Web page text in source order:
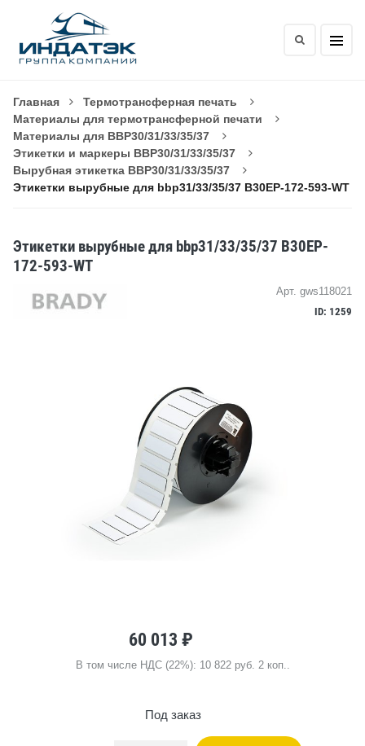
Главная
Термотрансферная печать
Материалы для термотрансферной печати
Материалы для BBP30/31/33/35/37
Этикетки и маркеры BBP30/31/33/35/37
Вырубная этикетка BBP30/31/33/35/37
Этикетки вырубные для bbp31/33/35/37 B30EP-172-593-WT
Этикетки вырубные для bbp31/33/35/37 B30EP-
172-593-WT
Арт. gws118021
ID: 1259
60 013 ₽
В том числе НДС (22%): 10 822 руб. 2 коп..
Под заказ